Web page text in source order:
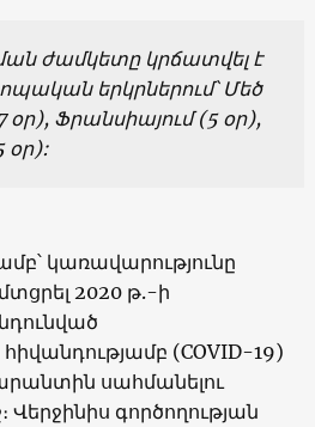
ժամկետը կրճատվել է
երկրներում՝ Մեծ
օր), Ֆրանսիայում (5 օր),
օր):
կառավարությունը
2020 թ.-ի
(COVID-19)
սահմանելու
Վերջինիս գործողության